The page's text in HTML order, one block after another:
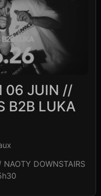
06 JUIN //
B2B LUKA
DOWNSTAIRS